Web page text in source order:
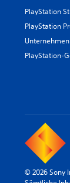
PlayStation
PlayStation
Unternehmen
PlayStation-
© 2026 Sony